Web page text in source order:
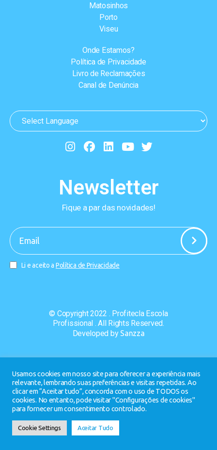
Matosinhos
Porto
Viseu
Onde Estamos?
Política de Privacidade
Livro de Reclamações
Canal de Denúncia
Newsletter
Fique a par das novidades!
Li e aceito a Política de Privacidade
-
© Copyright 2022 . Profitecla Escola
Profissional . All Rights Reserved.
Developed by Sanzza
Usamos cookies em nosso site para oferecer a experiência mais
relevante, lembrando suas preferências e visitas repetidas. Ao
clicar em “Aceitar tudo”, concorda com o uso de TODOS os
cookies. No entanto, pode visitar "Configurações de cookies"
para fornecer um consentimento controlado.
Cookie Settings Aceitar Tudo